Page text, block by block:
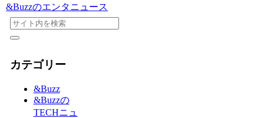
&Buzzのエンタニュース
カテゴリー
&Buzz
&Buzzの
TECHニュ